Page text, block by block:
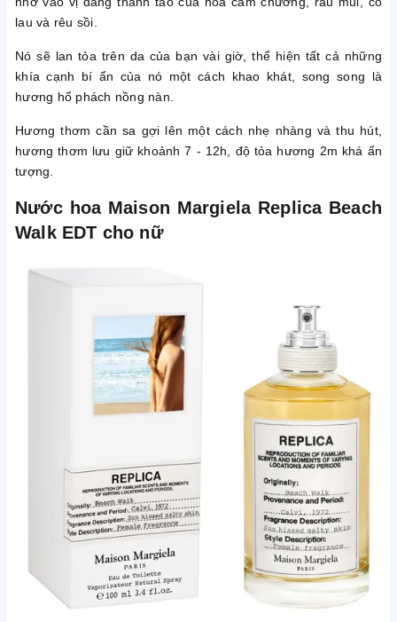
lau và rêu sồi.
Nó sẽ lan tỏa trên da của bạn vài giờ, thể hiện tất cả những
khía cạnh bí ẩn của nó một cách khao khát, song song là
hương hổ phách nồng nàn.
Hương thơm cần sa gợi lên một cách nhẹ nhàng và thu hút,
hương thơm lưu giữ khoảnh 7 - 12h, độ tỏa hương 2m khá ấn
tượng.
Nước hoa Maison Margiela Replica Beach
Walk EDT cho nữ